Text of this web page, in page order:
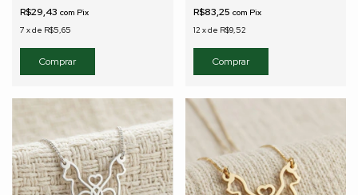
R$29,43 com Pix
7 xde R$5,65
R$83,25 com Pix
12 xde R$9,52